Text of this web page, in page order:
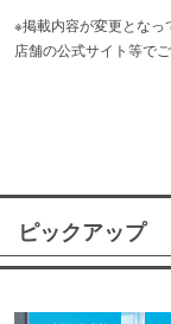
※掲載内容が変更となっ
店舗の公式サイト等でご
ピックアップ